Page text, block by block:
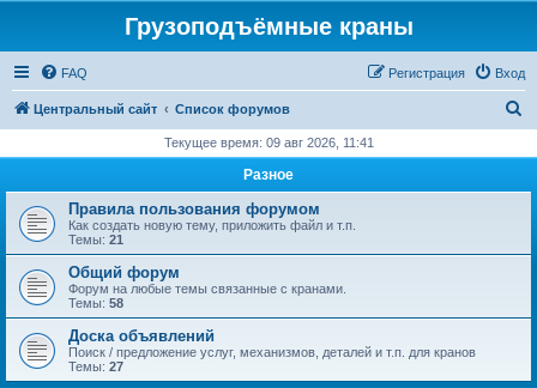
Грузоподъёмные краны
FAQ Вход
Регистрация
Центральный сайт Список форумов
с
Текущее время: 09 авг 2026, 11:41
Разное
Правила пользования форумом
Как создать новую тему, приложить файл и т.п.
Темы: 21
Общий форум
Форум на любые темы связанные с кранами.
Темы: 58
Доска объявлений
Поиск / предложение услуг, механизмов, деталей и т.п. для кранов
Темы: 27